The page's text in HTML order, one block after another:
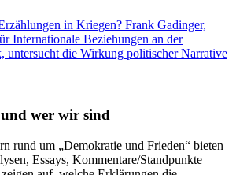
in Kriegen? Frank Gadinger,
Internationale Beziehungen an der
untersucht die Wirkung politischer Narrative
wer wir sind
rund um „Demokratie und Frieden“ bieten
Essays, Kommentare/Standpunkte